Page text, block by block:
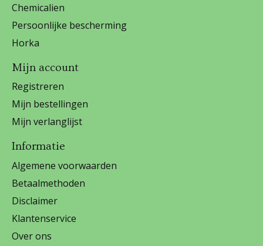
Chemicalien
Persoonlijke bescherming
Horka
Mijn account
Registreren
Mijn bestellingen
Mijn verlanglijst
Informatie
Algemene voorwaarden
Betaalmethoden
Disclaimer
Klantenservice
Over ons